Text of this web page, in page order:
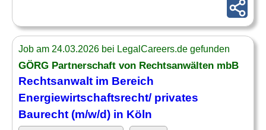
Job am 24.03.2026 bei LegalCareers.de gefunden
GÖRG Partnerschaft von Rechtsanwälten mbB
Rechtsanwalt im Bereich
Energiewirtschaftsrecht/ privates
Baurecht (m/w/d) in Köln